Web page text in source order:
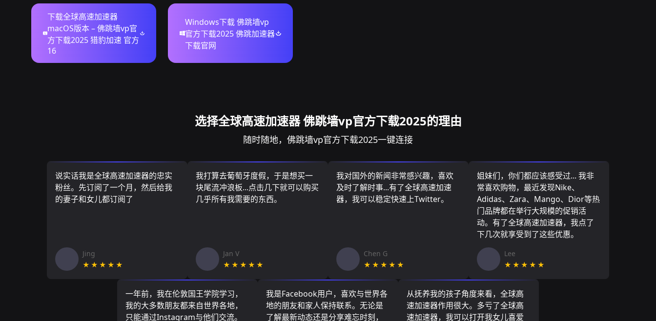
下载全球高速加速器
macOS版本 – 佛跳墙vp官
方下载2025 猎豹加速 官方
16
Windows下载 佛跳墙vp
官方下载2025 佛跳加速器
下载官网
选择全球高速加速器 佛跳墙vp官方下载2025的理由
随时随地，佛跳墙vp官方下载2025一键连接
说实话我是全球高速加速器的忠实
粉丝。先订阅了一个月，然后给我
的妻子和女儿都订阅了
Jing
★★★★★
我打算去葡萄牙度假，于是想买一
块尾流冲浪板...点击几下就可以购买
几乎所有我需要的东西。
Jan V
★★★★★
我对国外的新闻非常感兴趣，喜欢
及时了解时事...有了全球高速加速
器，我可以稳定快速上Twitter。
Chen G
★★★★★
姐妹们，你们都应该感受过... 我非
常喜欢购物，最近发现Nike、
Adidas、Zara、Mango、Dior等热
门品牌都在举行大规模的促销活
动。有了全球高速加速器，我点了
下几次就享受到了这些优惠。
Lee
★★★★★
一年前，我在伦敦国王学院学习，
我的大多数朋友都来自世界各地，
只能通过Instagram与他们交流。
我是Facebook用户，喜欢与世界各
地的朋友和家人保持联系。无论是
了解最新动态还是分享难忘时刻，
从抚养我的孩子角度来看，全球高
速加速器作用很大。多亏了全球高
速加速器，我可以打开我女儿喜爱